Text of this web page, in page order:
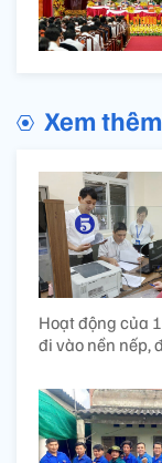
Xem thêm
Hoạt động của
đi vào nền nếp,